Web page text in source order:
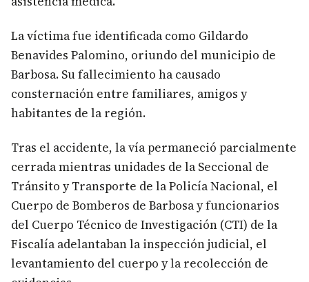
La víctima fue identificada como Gildardo
Benavides Palomino, oriundo del municipio de
Barbosa. Su fallecimiento ha causado
consternación entre familiares, amigos y
habitantes de la región.
Tras el accidente, la vía permaneció parcialmente
cerrada mientras unidades de la Seccional de
Tránsito y Transporte de la Policía Nacional, el
Cuerpo de Bomberos de Barbosa y funcionarios
del Cuerpo Técnico de Investigación (CTI) de la
Fiscalía adelantaban la inspección judicial, el
levantamiento del cuerpo y la recolección de